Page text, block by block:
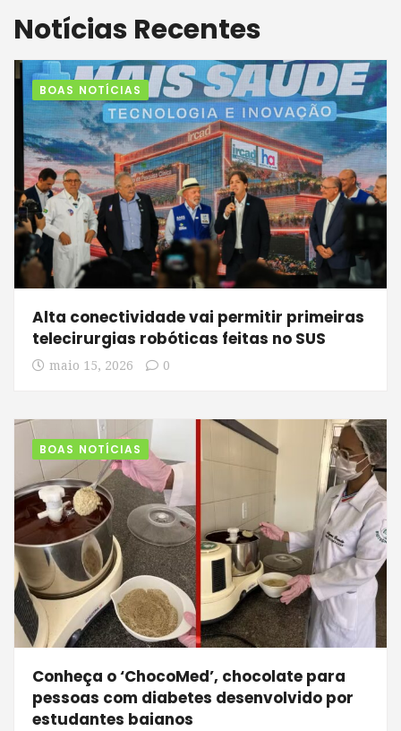
Notícias Recentes
BOAS NOTÍCIAS
Alta conectividade vai permitir primeiras
telecirurgias robóticas feitas no SUS
maio 15, 2026 0
BOAS NOTÍCIAS
Conheça o ‘ChocoMed’, chocolate para
pessoas com diabetes desenvolvido por
estudantes baianos